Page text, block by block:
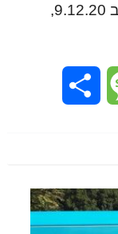
המסע שלנו עוד לא הסתיים, אבל ב 9.12.20,
Message